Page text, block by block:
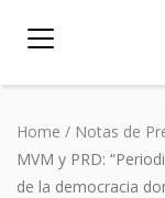
Home / Notas de
MVM y PRD:
de la democracia